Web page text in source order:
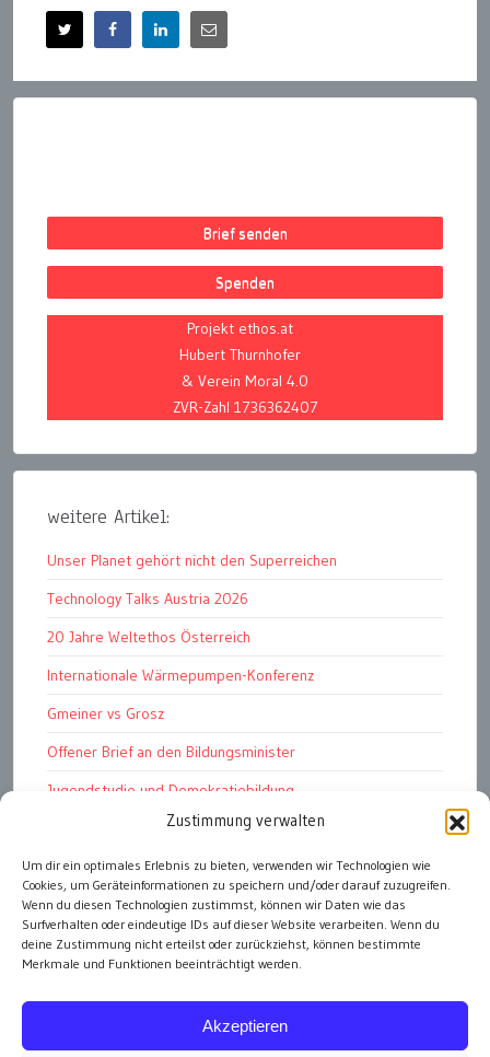
Zustimmung verwalten
Um dir ein optimales Erlebnis zu bieten, verwenden wir Technologien wie
Cookies, um Geräteinformationen zu speichern und/oder darauf zuzugreifen.
Wenn du diesen Technologien zustimmst, können wir Daten wie das
Surfverhalten oder eindeutige IDs auf dieser Website verarbeiten. Wenn du
deine Zustimmung nicht erteilst oder zurückziehst, können bestimmte
Merkmale und Funktionen beeinträchtigt werden.
Akzeptieren
Brief senden
Spenden
Projekt ethos.at
Hubert Thurnhofer
& Verein Moral 4.0
ZVR-Zahl 1736362407
weitere Artikel:
Unser Planet gehört nicht den Superreichen
Technology Talks Austria 2026
20 Jahre Weltethos Österreich
Internationale Wärmepumpen-Konferenz
Gmeiner vs Grosz
Offener Brief an den Bildungsminister
Jugendstudie und Demokratiebildung
Solschenizyn, Dugin und der Westen
Finanzindustrie manipuliert Schüler
Chemtrails Contrails Geoengineering
alle Artikel